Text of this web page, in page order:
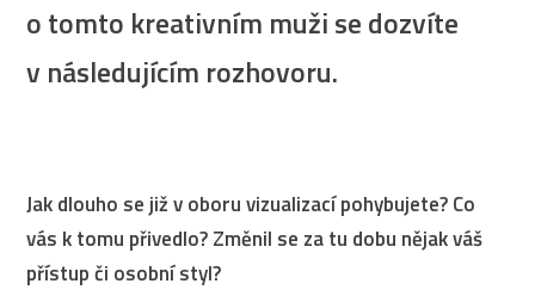
o tomto kreativním muži se dozvíte
v následujícím rozhovoru.
Jak dlouho se již v oboru vizualizací pohybujete? Co
vás k tomu přivedlo? Změnil se za tu dobu nějak váš
přístup či osobní styl?